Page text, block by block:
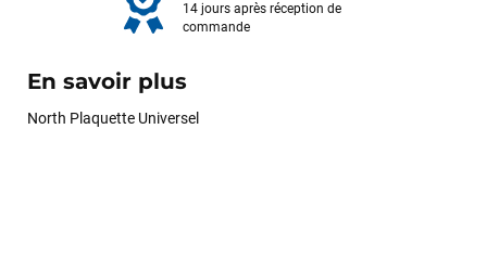
14 jours après réception de
commande
En savoir plus
North Plaquette Universel